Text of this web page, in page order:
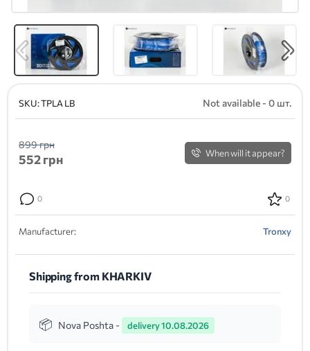
SKU:TPLA LB Not available - 0 шт.
899 грн
552грн When will it appear?
0 0
Manufacturer: Tronxy
Shipping from KHARKIV
Nova Poshta - delivery 10.08.2026